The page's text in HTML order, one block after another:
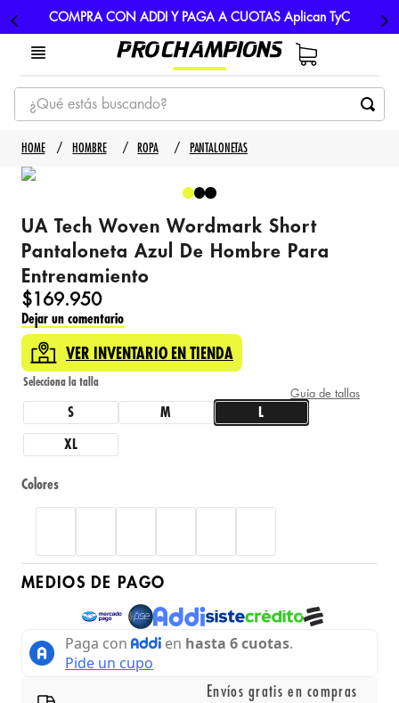
COMPRA CON ADDI Y PAGA A CUOTAS Aplican TyC
¿Qué estás buscando?
TÉRMINOS MÁS BUSCADOS
1
3. nike
4. guayos
5. gorras
HOMBRE ROPA PANTALONETAS
UA Tech Woven Wordmark Short
Pantaloneta Azul De Hombre Para
Entrenamiento
$169.950
Dejar un comentario
VER INVENTARIO EN TIENDA
Guía de tallas
S M L
XL
Colores
MEDIOS DE PAGO
Envíos gratis en compras